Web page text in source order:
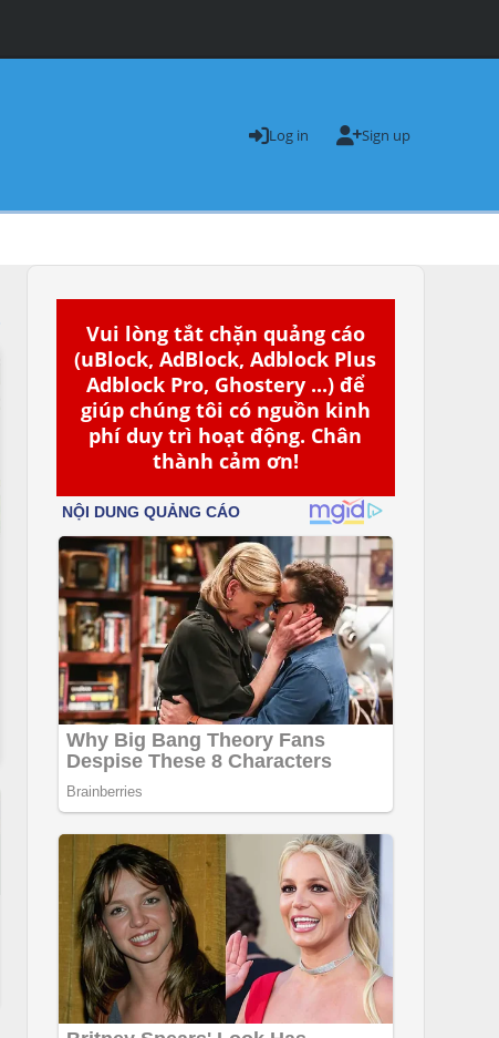
Log in Sign up
Vui lòng tắt chặn quảng cáo
(uBlock, AdBlock, Adblock Plus
Adblock Pro, Ghostery ...) để
giúp chúng tôi có nguồn kinh
phí duy trì hoạt động. Chân
thành cảm ơn!